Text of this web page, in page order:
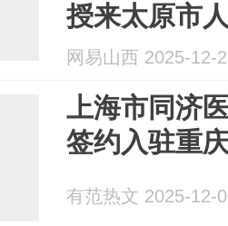
授来太原市
诊
网易山西 2025-12-
上海市同济
签约入驻重
有范热文 2025-12-